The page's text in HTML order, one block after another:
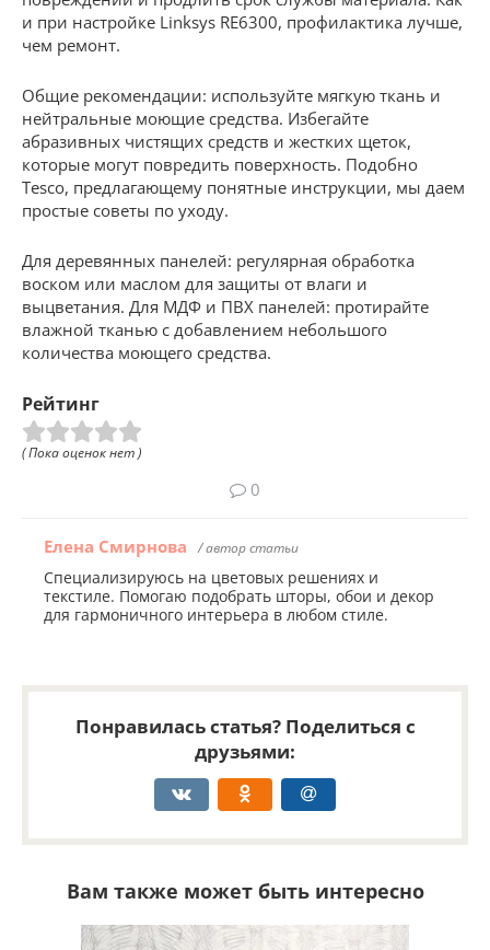
и при настройке Linksys RE6300, профилактика лучше,
чем ремонт.
Общие рекомендации: используйте мягкую ткань и
нейтральные моющие средства. Избегайте
абразивных чистящих средств и жестких щеток,
которые могут повредить поверхность. Подобно
Tesco, предлагающему понятные инструкции, мы даем
простые советы по уходу.
Для деревянных панелей: регулярная обработка
воском или маслом для защиты от влаги и
выцветания. Для МДФ и ПВХ панелей: протирайте
влажной тканью с добавлением небольшого
количества моющего средства.
Рейтинг
( Пока оценок нет )
0
Елена Смирнова / автор статьи
Специализируюсь на цветовых решениях и
текстиле. Помогаю подобрать шторы, обои и декор
для гармоничного интерьера в любом стиле.
Понравилась статья? Поделиться с
друзьями:
Вам также может быть интересно